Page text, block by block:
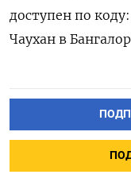
доступен по
Чаухан в